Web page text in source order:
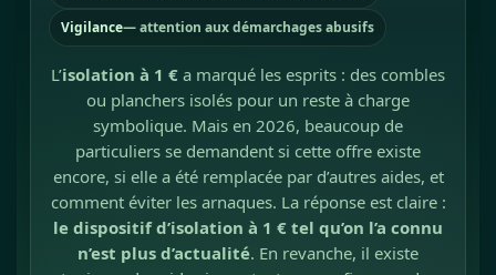
Vigilance— attention aux démarchages abusifs
L’isolation à 1 € a marqué les esprits : des combles
ou planchers isolés pour un reste à charge
symbolique. Mais en 2026, beaucoup de
particuliers se demandent si cette offre existe
encore, si elle a été remplacée par d’autres aides, et
comment éviter les arnaques. La réponse est claire :
le dispositif d’isolation à 1 € tel qu’on l’a connu
n’est plus d’actualité. En revanche, il existe